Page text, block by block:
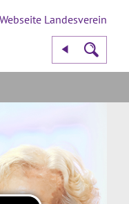
Webseite Landesverein